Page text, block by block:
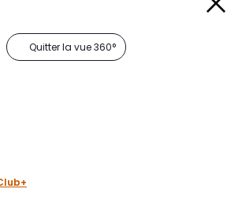
Quitter la vue 360°